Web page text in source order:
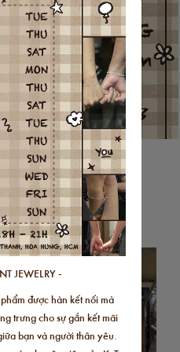
JEWELRY
440.000 followers Instagram
JEWELRY -
được hàn kết nối mà
trưng cho sự gắn kết mãi
bạn và người thân yêu.